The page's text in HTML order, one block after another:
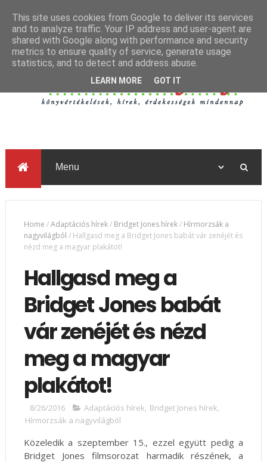
Home /Adaptációs hírek/ Bridget Jones hírek/ Hírmorzsák a
nagyvilágból / Hallgasd meg a Bridget Jones babát vár zenéjét és
nézd meg a magyar plakátot!
Hallgasd meg a
Bridget Jones babát
vár zenéjét és nézd
meg a magyar
plakátot!
8/26/2016 Adaptációs hírek, Bridget Jones hírek,
Hírmorzsák a nagyvilágból
Közeledik a szeptember 15., ezzel együtt pedig a
Bridget Jones filmsorozat harmadik részének, a
This site uses cookies from Google to deliver its services
and to analyze traffic. Your IP address and user-agent are
shared with Google along with performance and security
metrics to ensure quality of service, generate usage
statistics, and to detect and address abuse.
LEARN MORE GOT IT